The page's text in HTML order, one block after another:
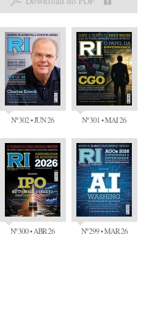
Nº 302 • JUN 26 Nº 301 • MAI 26
Nº 300 • ABR 26 Nº 299 • MAR 26